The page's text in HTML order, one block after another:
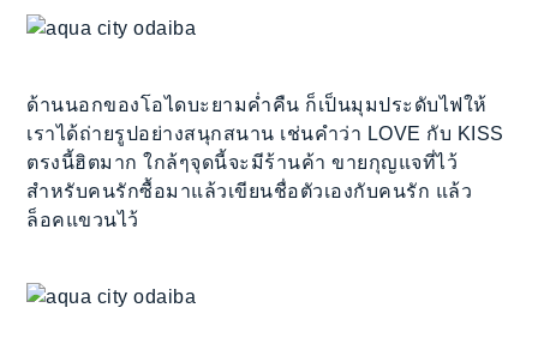
ด้านนอกของโอไดบะยามค่ำคืน ก็เป็นมุมประดับไฟให้
เราได้ถ่ายรูปอย่างสนุกสนาน เช่นคำว่า LOVE กับ KISS
ตรงนี้ฮิตมาก ใกล้ๆจุดนี้จะมีร้านค้า ขายกุญแจที่ไว้
สำหรับคนรักซื้อมาแล้วเขียนชื่อตัวเองกับคนรัก แล้ว
ล็อคแขวนไว้